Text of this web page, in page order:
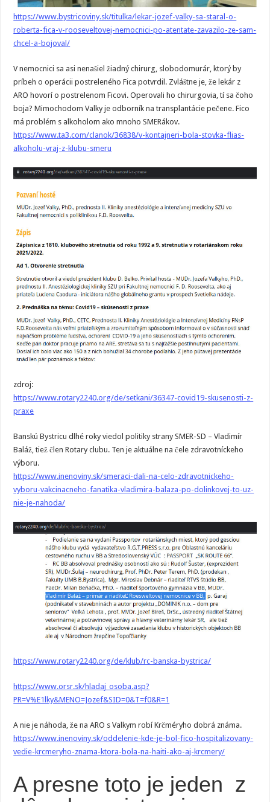
https://www.bystricoviny.sk/titulka/lekar-jozef-valky-sa-staral-o-
roberta-fica-v-rooseveltovej-nemocnici-po-atentate-zavazilo-ze-sam-
chcel-a-bojoval/
V nemocnici sa asi nenašiel žiadný chirurg, slobodomurár, ktorý by
príbeh o operácii postreleného Fica potvrdil. Zvláštne je, že lekár z
ARO hovorí o postrelenom Ficovi. Operovali ho chirurgovia, tí sa čoho
boja? Mimochodom Valky je odborník na transplantácie pečene. Fico
má problém s alkoholom ako mnoho SMERákov.
https://www.ta3.com/clanok/36838/v-kontajneri-bola-stovka-flias-
alkoholu-vraj-z-klubu-smeru
zdroj:
https://www.rotary2240.org/de/setkani/36347-covid19-skusenosti-z-
praxe
Banskú Bystricu dlhé roky viedol politiky strany SMER-SD – Vladimír
Baláž, tiež člen Rotary clubu. Ten je aktuálne na čele zdravotníckeho
výboru.
https://www.inenoviny.sk/smeraci-dali-na-celo-zdravotnickeho-
vyboru-vakcinacneho-fanatika-vladimira-balaza-po-dolinkovej-to-uz-
nie-je-nahoda/
https://www.rotary2240.org/de/klub/rc-banska-bystrica/
https://www.orsr.sk/hladaj_osoba.asp?
PR=V%E1lky&MENO=Jozef&SID=0&T=f0&R=1
A nie je náhoda, že na ARO s Valkym robí Krčméryho dobrá známa.
https://www.inenoviny.sk/oddelenie-kde-je-bol-fico-hospitalizovany-
vedie-krcmeryho-znama-ktora-bola-na-haiti-ako-aj-krcmery/
A presne toto je jeden z